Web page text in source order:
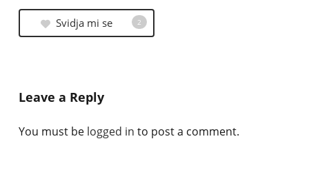
Svidja mi se 2
Leave a Reply
You must be logged in to post a comment.